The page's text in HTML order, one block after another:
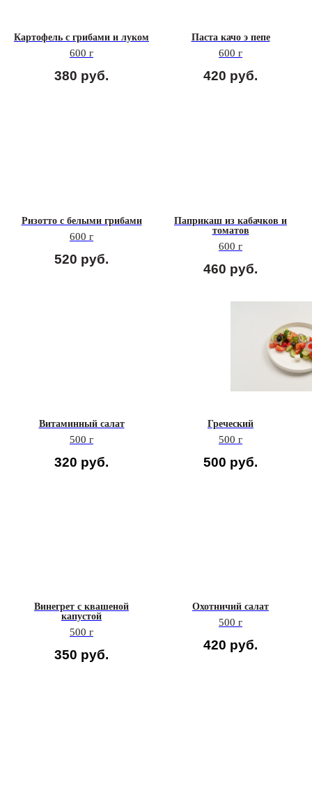
Картофель с грибами и луком
600 г
380 руб.
Паста качо э пепе
600 г
420 руб.
Ризотто с белыми грибами
600 г
520 руб.
Паприкаш из кабачков и
томатов
600 г
460 руб.
Витаминный салат
500 г
320 руб.
Греческий
500 г
500 руб.
Винегрет с квашеной
капустой
500 г
350 руб.
Охотничий салат
500 г
420 руб.